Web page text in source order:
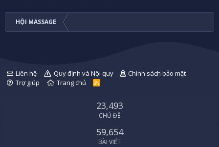
HỘI MASSAGE
Liên hệ Quy định và Nội quy
Chính sách bảo mật
Trợ giúp
Trang chủ
R
23,493
CHỦ ĐỀ
59,654
BÀI VIẾT